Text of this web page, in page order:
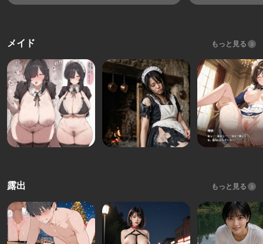
メイド もっと見る
露出 もっと見る